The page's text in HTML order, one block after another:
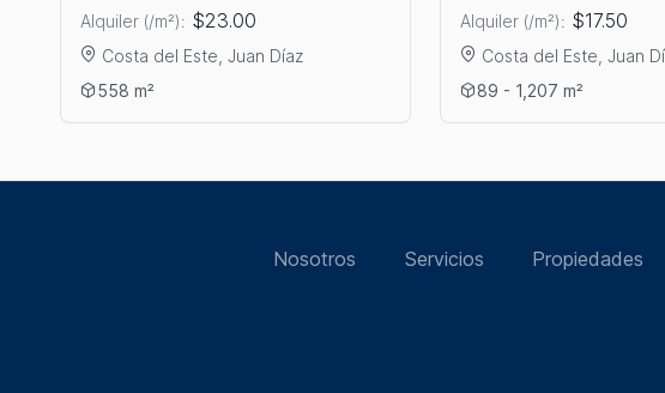
Alquiler (/m²): $23.00
Costa del Este, Juan Díaz
Ver detalles: ALQUILER DE OFICINAS EN COSTA DEL ESTE
558 m²
Alquiler (/m²): $17.50
Costa del Este, Juan
Ver detalles: ALQUILER
89 - 1,207 m²
Nosotros Servicios Propiedades